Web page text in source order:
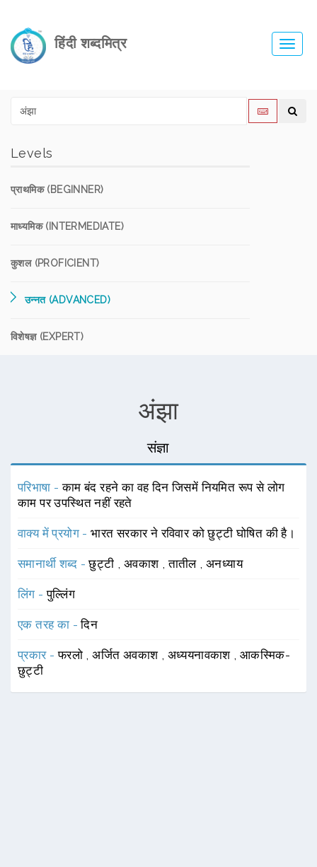
हिंदी शब्दमित्र
Levels
प्राथमिक (BEGINNER)
माध्यमिक (INTERMEDIATE)
कुशल (PROFICIENT)
उन्नत (ADVANCED)
विशेषज्ञ (EXPERT)
अंझा
संज्ञा
परिभाषा -काम बंद रहने का वह दिन जिसमें नियमित रूप से लोग
काम पर उपस्थित नहीं रहते
वाक्य में प्रयोग -भारत सरकार ने रविवार को छुट्टी घोषित की है।
समानार्थी शब्द -छुट्टी , अवकाश ,तातील ,अनध्याय
लिंग -पुल्लिंग
एक तरह का -दिन
प्रकार -फरलो ,अर्जित अवकाश , अध्ययनावकाश ,आकस्मिक-
छुट्टी